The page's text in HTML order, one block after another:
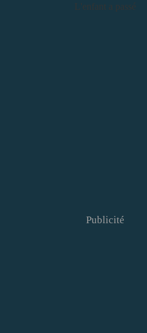
L'enfant a passé
Publicité